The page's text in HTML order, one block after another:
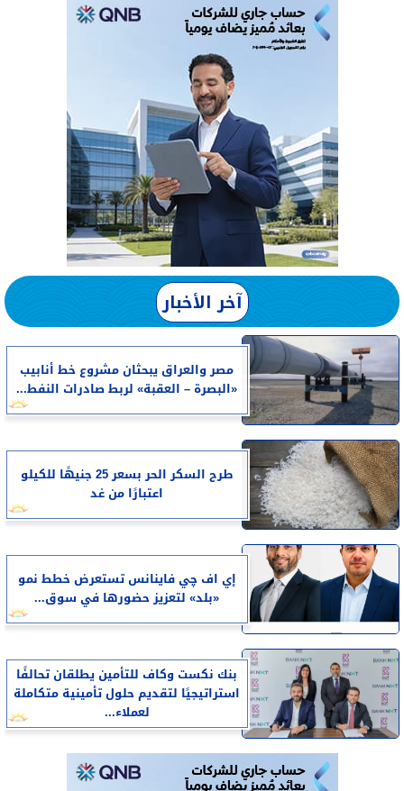
آخر الأخبار
مصر والعراق يبحثان مشروع خط أنابيب
«البصرة – العقبة» لربط صادرات النفط...
طرح السكر الحر بسعر 25 جنيهًا للكيلو
اعتبارًا من غد
إي اف چي فاينانس تستعرض خطط نمو
«بلد» لتعزيز حضورها في سوق...
بنك نكست وكاف للتأمين يطلقان تحالفًا
استراتيجيًا لتقديم حلول تأمينية متكاملة
لعملاء...